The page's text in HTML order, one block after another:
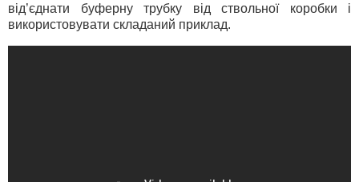
від’єднати буферну трубку від ствольної коробки і
використовувати складаний приклад.